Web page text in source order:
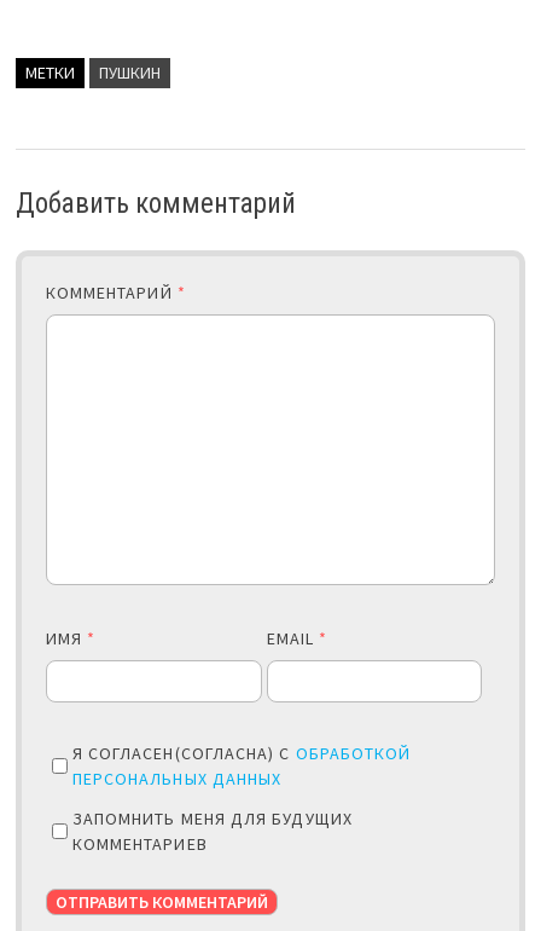
МЕТКИ ПУШКИН
Добавить комментарий
КОММЕНТАРИЙ *
ИМЯ * EMAIL *
Я СОГЛАСЕН(СОГЛАСНА) С ОБРАБОТКОЙ
ПЕРСОНАЛЬНЫХ ДАННЫХ
ЗАПОМНИТЬ МЕНЯ ДЛЯ БУДУЩИХ
КОММЕНТАРИЕВ